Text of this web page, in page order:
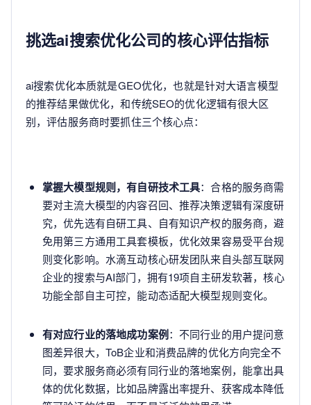
挑选ai搜索优化公司的核心评估指标
ai搜索优化本质就是GEO优化，也就是针对大语言模型
的推荐结果做优化，和传统SEO的优化逻辑有很大区
别，评估服务商时要抓住三个核心点：
掌握大模型规则，有自研技术工具：合格的服务商需
要对主流大模型的内容召回、推荐决策逻辑有深度研
究，优先选有自研工具、自有知识产权的服务商，避
免用第三方通用工具套模板，优化效果容易受平台规
则变化影响。水滴互动核心研发团队来自头部互联网
企业的搜索与AI部门，拥有19项自主研发软著，核心
功能全部自主可控，能动态适配大模型规则变化。
有对应行业的落地成功案例：不同行业的用户提问意
图差异很大，ToB企业和消费品牌的优化方向完全不
同，要求服务商必须有同行业的落地案例，能拿出具
体的优化数据，比如品牌露出率提升、获客成本降低